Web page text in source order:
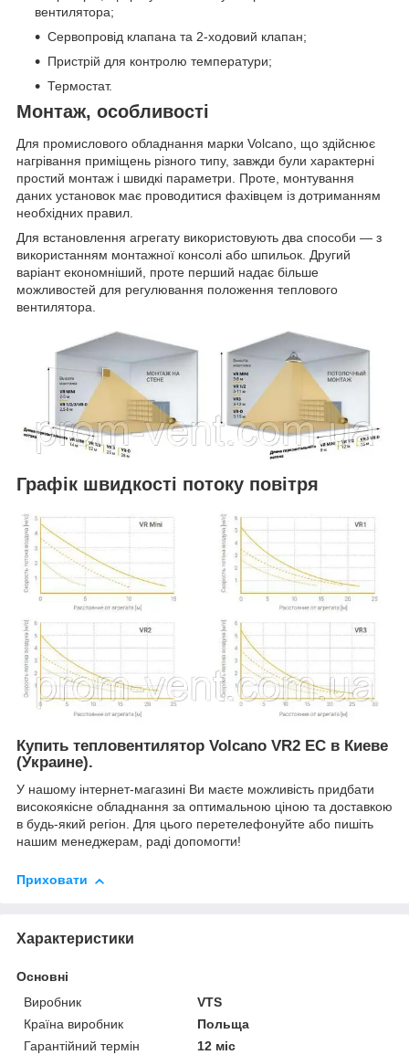
вентилятора;
Сервопровід клапана та 2-ходовий клапан;
Пристрій для контролю температури;
Термостат.
Монтаж, особливості
Для промислового обладнання марки Volcano, що здійснює
нагрівання приміщень різного типу, завжди були характерні
простий монтаж і швидкі параметри. Проте, монтування
даних установок має проводитися фахівцем із дотриманням
необхідних правил.
Для встановлення агрегату використовують два способи — з
використанням монтажної консолі або шпильок. Другий
варіант економніший, проте перший надає більше
можливостей для регулювання положення теплового
вентилятора.
Графік швидкості потоку повітря
Купить тепловентилятор Volcano VR2 EC в Киеве
(Украине).
У нашому інтернет-магазині Ви маєте можливість придбати
високоякісне обладнання за оптимальною ціною та доставкою
в будь-який регіон. Для цього перетелефонуйте або пишіть
нашим менеджерам, раді допомогти!
Приховати
Характеристики
Основні
Виробник
VTS
Країна виробник
Польща
Гарантійний термін
12 міс